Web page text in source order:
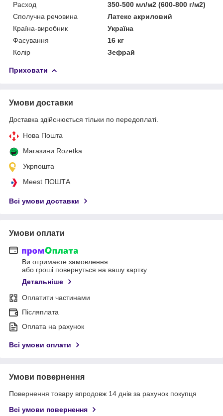
Расход
350-500 мл/м2 (600-800 г/м2)
Сполучна речовина
Латекс акриловий
Країна-виробник
Україна
Фасування
16 кг
Колір
Зефрай
Приховати
Умови доставки
Доставка здійснюється тільки по передоплаті.
Нова Пошта
Магазини Rozetka
Укрпошта
Meest ПОШТА
Всі умови доставки
Умови оплати
Ви отримаєте замовлення
або гроші повернуться на вашу картку
Детальніше
Оплатити частинами
Післяплата
Оплата на рахунок
Всі умови оплати
Умови повернення
Повернення товару впродовж 14 днів за рахунок покупця
Всі умови повернення